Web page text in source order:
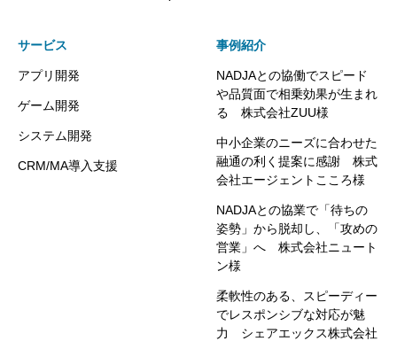
サービス
アプリ開発
ゲーム開発
システム開発
CRM/MA導入支援
事例紹介
NADJAとの協働でスピード
や品質面で相乗効果が生まれ
る 株式会社ZUU様
中小企業のニーズに合わせた
融通の利く提案に感謝 株式
会社エージェントこころ様
NADJAとの協業で「待ちの
姿勢」から脱却し、「攻めの
営業」へ 株式会社ニュート
ン様
柔軟性のある、スピーディー
でレスポンシブな対応が魅
力 シェアエックス株式会社